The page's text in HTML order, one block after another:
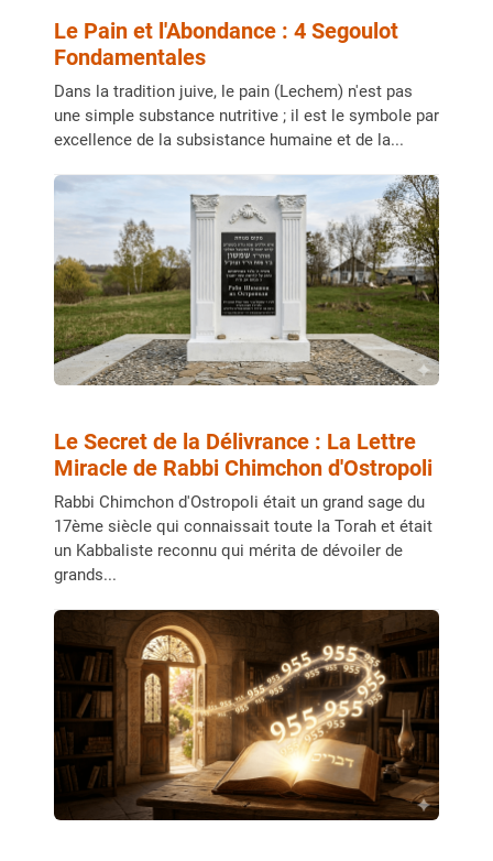
Le Pain et l'Abondance : 4 Segoulot
Fondamentales
Dans la tradition juive, le pain (Lechem) n'est pas
une simple substance nutritive ; il est le symbole par
excellence de la subsistance humaine et de la...
Le Secret de la Délivrance : La Lettre
Miracle de Rabbi Chimchon d'Ostropoli
Rabbi Chimchon d'Ostropoli était un grand sage du
17ème siècle qui connaissait toute la Torah et était
un Kabbaliste reconnu qui mérita de dévoiler de
grands...